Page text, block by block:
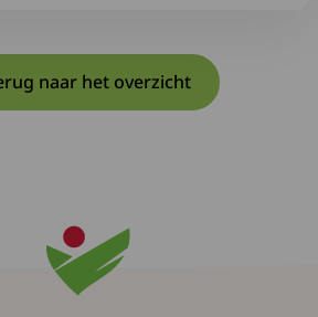
naar het overzicht